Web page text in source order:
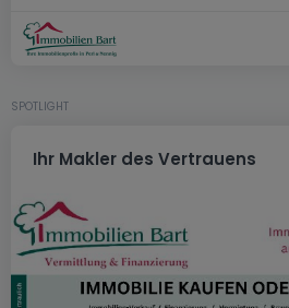
SPOTLIGHT
Ihr Makler des Vertrauens